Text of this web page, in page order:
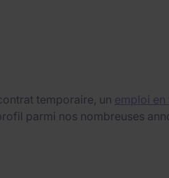
temporaire, un emploi en
parmi nos nombreuses